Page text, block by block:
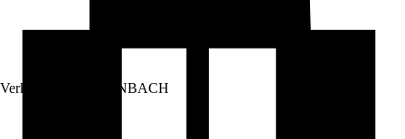
Verkauf durch: HORNBACH